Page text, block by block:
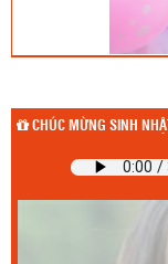
CHÚC MỪNG SINH NHẬT